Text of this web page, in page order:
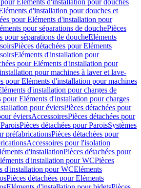
pour Eléments d'installation pour douches
d'installation pour douches et
pour Eléments d'installation pour
pour séparations de douchePièces
pour séparations de doucheEléments
Pièces détachées pour Eléments
Eléments d'installation pour
pour Eléments d'installation pour
pour machines à laver et lave-
pour Eléments d'installation pour machines
d'installation pour charges de
pour Eléments d'installation pour charges
pour éviersPièces détachées pour
éviersAccessoiresPièces détachées pour
ParoisPièces détachées pour ParoisSystèmes
préfabricationsPièces détachées pour
Accessoires pour l'isolation
d'installationPièces détachées pour
d'installation pour WCPièces
d'installation pour WCEléments
Pièces détachées pour Eléments